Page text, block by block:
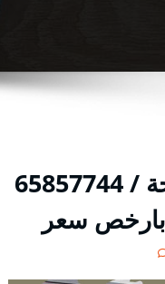
فني تصليح المنيوم الواحة / 65857744
بارخص سعر